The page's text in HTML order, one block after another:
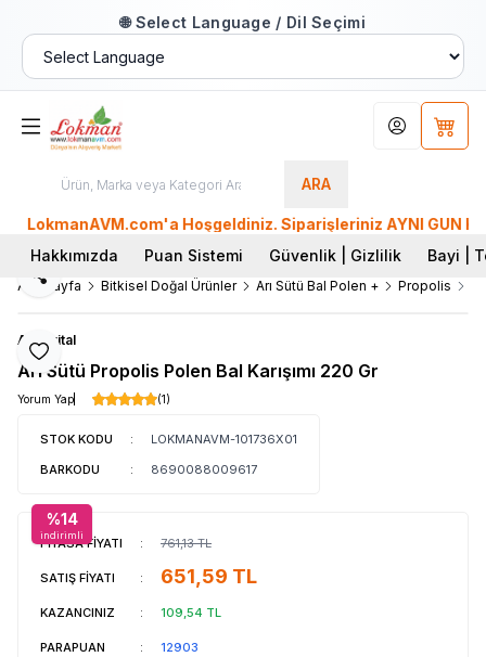
🌐 Select Language / Dil Seçimi
ARA
Hesabım
Hoşgeldiniz. Siparişleriniz AYNI GÜN
Hakkımızda
Puan Sistemi Güvenlik | Gizlilik Bayi |
Ana Sayfa Bitkisel Doğal Ürünler Arı Sütü Bal Polen + Propolis
Favoriye Ekle
Paylaş
Aksuvital
Arı Sütü Propolis Polen Bal Karışımı 220 Gr
Yorum Yap (1)
STOK KODU :
LOKMANAVM-101736X01
BARKODU
: 8690088009617
%14
indirimli
PİYASA FİYATI : 761,13TL
SATIŞ FİYATI : 651,59 TL
KAZANCINIZ : 109,54 TL
PARAPUAN : 12903